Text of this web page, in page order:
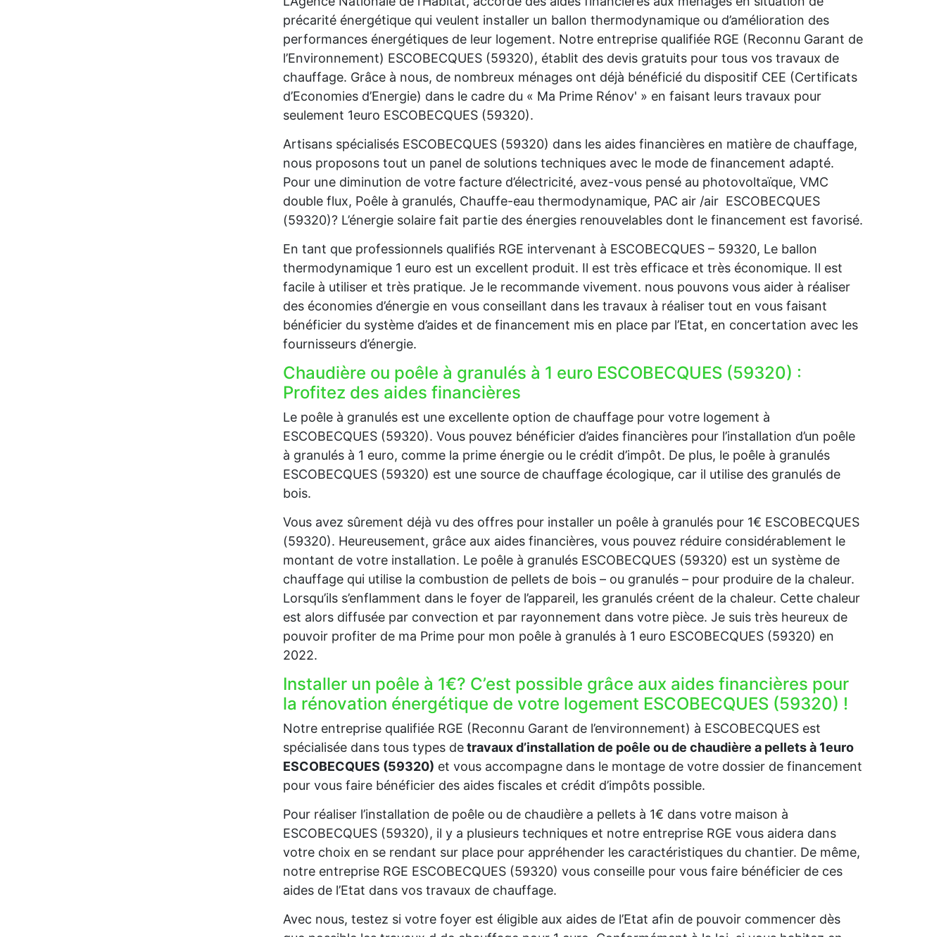
précarité énergétique qui veulent installer un ballon thermodynamique ou d’amélioration des
performances énergétiques de leur logement. Notre entreprise qualifiée RGE (Reconnu Garant de
l’Environnement) ESCOBECQUES (59320), établit des devis gratuits pour tous vos travaux de
chauffage. Grâce à nous, de nombreux ménages ont déjà bénéficié du dispositif CEE (Certificats
d’Economies d’Energie) dans le cadre du « Ma Prime Rénov' » en faisant leurs travaux pour
seulement 1euro ESCOBECQUES (59320).
Artisans spécialisés ESCOBECQUES (59320) dans les aides financières en matière de chauffage,
nous proposons tout un panel de solutions techniques avec le mode de financement adapté.
Pour une diminution de votre facture d’électricité, avez-vous pensé au photovoltaïque, VMC
double flux, Poêle à granulés, Chauffe-eau thermodynamique, PAC air /air ESCOBECQUES
(59320)? L’énergie solaire fait partie des énergies renouvelables dont le financement est favorisé.
En tant que professionnels qualifiés RGE intervenant à ESCOBECQUES – 59320, Le ballon
thermodynamique 1 euro est un excellent produit. Il est très efficace et très économique. Il est
facile à utiliser et très pratique. Je le recommande vivement. nous pouvons vous aider à réaliser
des économies d’énergie en vous conseillant dans les travaux à réaliser tout en vous faisant
bénéficier du système d’aides et de financement mis en place par l’Etat, en concertation avec les
fournisseurs d’énergie.
Chaudière ou poêle à granulés à 1 euro ESCOBECQUES (59320) :
Profitez des aides financières
Le poêle à granulés est une excellente option de chauffage pour votre logement à
ESCOBECQUES (59320). Vous pouvez bénéficier d’aides financières pour l’installation d’un poêle
à granulés à 1 euro, comme la prime énergie ou le crédit d’impôt. De plus, le poêle à granulés
ESCOBECQUES (59320) est une source de chauffage écologique, car il utilise des granulés de
bois.
Vous avez sûrement déjà vu des offres pour installer un poêle à granulés pour 1€ ESCOBECQUES
(59320). Heureusement, grâce aux aides financières, vous pouvez réduire considérablement le
montant de votre installation. Le poêle à granulés ESCOBECQUES (59320) est un système de
chauffage qui utilise la combustion de pellets de bois – ou granulés – pour produire de la chaleur.
Lorsqu’ils s’enflamment dans le foyer de l’appareil, les granulés créent de la chaleur. Cette chaleur
est alors diffusée par convection et par rayonnement dans votre pièce. Je suis très heureux de
pouvoir profiter de ma Prime pour mon poêle à granulés à 1 euro ESCOBECQUES (59320) en
2022.
Installer un poêle à 1€? C’est possible grâce aux aides financières pour
la rénovation énergétique de votre logement ESCOBECQUES (59320) !
Notre entreprise qualifiée RGE (Reconnu Garant de l’environnement) à ESCOBECQUES est
spécialisée dans tous types detravaux d’installation de poêle ou de chaudière a pellets à 1euro
ESCOBECQUES (59320) et vous accompagne dans le montage de votre dossier de financement
pour vous faire bénéficier des aides fiscales et crédit d’impôts possible.
Pour réaliser l’installation de poêle ou de chaudière a pellets à 1€ dans votre maison à
ESCOBECQUES (59320), il y a plusieurs techniques et notre entreprise RGE vous aidera dans
votre choix en se rendant sur place pour appréhender les caractéristiques du chantier. De même,
notre entreprise RGE ESCOBECQUES (59320) vous conseille pour vous faire bénéficier de ces
aides de l’Etat dans vos travaux de chauffage.
Avec nous, testez si votre foyer est éligible aux aides de l’Etat afin de pouvoir commencer dès